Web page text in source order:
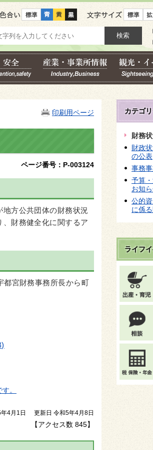
色合い 文字サイ
印刷用ページ
ページ番号：P-003124
方公共団体の財務状況
、財務健全化に関するア
都宮財務事務所長から町
。
4月1日 更新日 令和5年4月8日
【アクセス数 845】
カテゴ
財務
財政
の公表
事務
予算
お知
公的
に係
ライフ